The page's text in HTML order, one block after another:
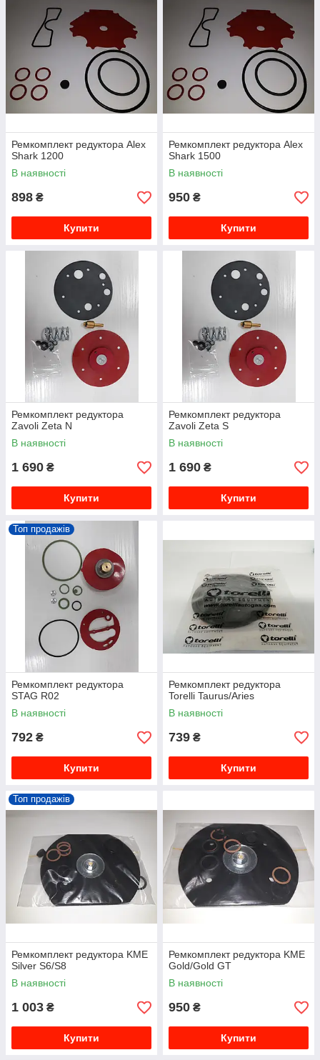
Ремкомплект редуктора Alex
Shark 1200
В наявності
898 ₴
Купити
Ремкомплект редуктора Alex
Shark 1500
В наявності
950 ₴
Купити
Ремкомплект редуктора
Zavoli Zeta N
В наявності
1 690 ₴
Купити
Ремкомплект редуктора
Zavoli Zeta S
В наявності
1 690 ₴
Купити
Топ продажів
Ремкомплект редуктора
STAG R02
В наявності
792 ₴
Купити
Ремкомплект редуктора
Torelli Taurus/Aries
В наявності
739 ₴
Купити
Топ продажів
Ремкомплект редуктора KME
Silver S6/S8
В наявності
1 003 ₴
Купити
Ремкомплект редуктора KME
Gold/Gold GT
В наявності
950 ₴
Купити